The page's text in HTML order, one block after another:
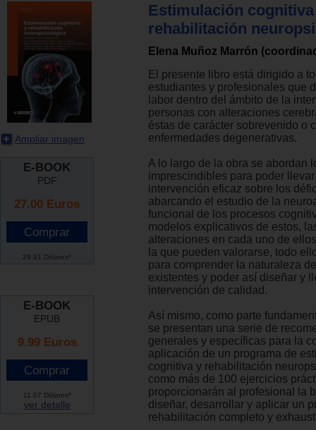
Ampliar imagen
E-BOOK
PDF
27.00 Euros
29.91 Dólares*
E-BOOK
EPUB
9.99 Euros
11.07 Dólares*
ver detalle
Estimulación
rehabilitación
Elena Muñoz Marrón
El presente libro está dirigido a
estudiantes y profesionales que
labor dentro del ámbito de la
personas con alteraciones
éstas de carácter sobrevenido o
enfermedades degenerativas.
A lo largo de la obra se abordan
imprescindibles para poder
intervención eficaz sobre los
abarcando el estudio de la
funcional de los procesos
modelos explicativos de estos,
alteraciones en cada uno de
la que pueden valorarse, todo
para comprender la naturaleza
existentes y poder así diseñar y
intervención de calidad.
Así mismo, como parte
se presentan una serie de
generales y específicas para la
aplicación de un programa de
cognitiva y rehabilitación
como más de 100 ejercicios
proporcionarán al profesional la
diseñar, desarrollar y aplicar un
rehabilitación completo y